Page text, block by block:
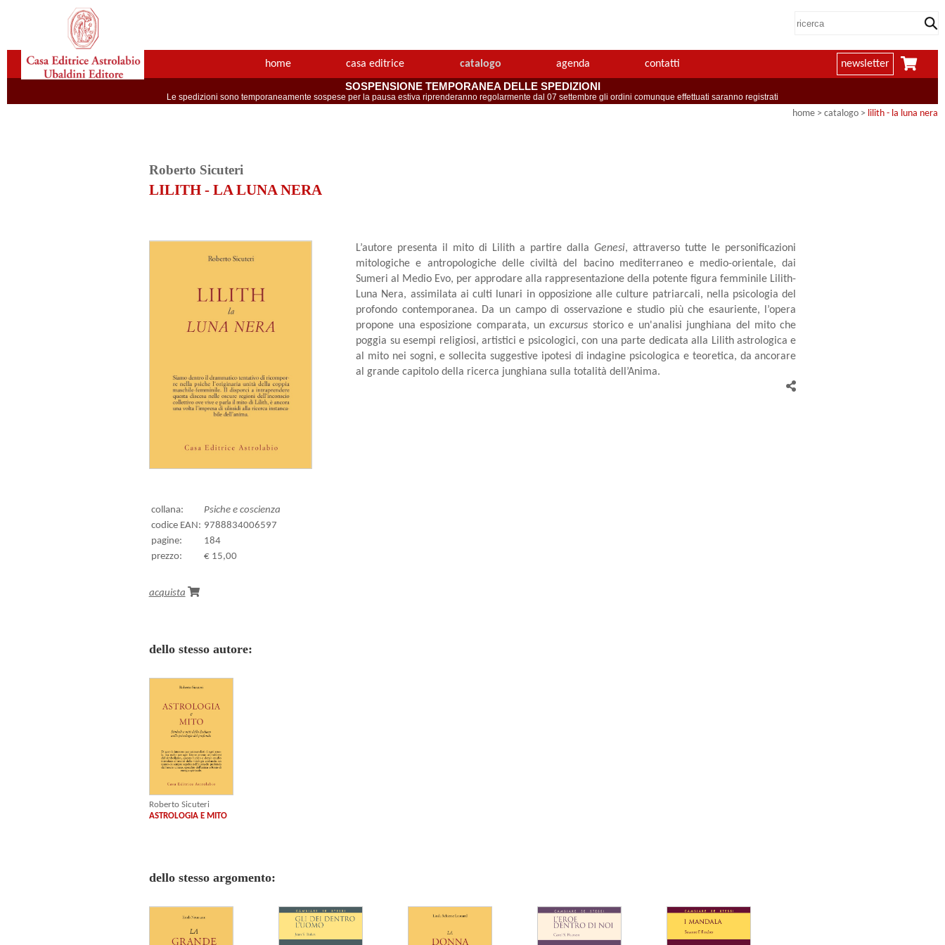
home casa editrice catalogo agenda contatti newsletter
SOSPENSIONE TEMPORANEA DELLE SPEDIZIONI
Le spedizioni sono temporaneamente sospese per la pausa estiva riprenderanno regolarmente dal 07 settembre gli ordini comunque effettuati saranno registrati
home > catalogo > lilith - la luna nera
Roberto Sicuteri
LILITH - LA LUNA NERA
L’autore presenta il mito di Lilith a partire dallaGenesi, attraverso tutte le personificazioni
mitologiche e antropologiche delle civiltà del bacino mediterraneo e medio-orientale, dai
Sumeri al Medio Evo, per approdare alla rappresentazione della potente figura femminile Lilith-
Luna Nera, assimilata ai culti lunari in opposizione alle culture patriarcali, nella psicologia del
profondo contemporanea. Da un campo di osservazione e studio più che esauriente, l’opera
propone una esposizione comparata, unexcursus storico e un'analisi junghiana del mito che
poggia su esempi religiosi, artistici e psicologici, con una parte dedicata alla Lilith astrologica e
al mito nei sogni, e sollecita suggestive ipotesi di indagine psicologica e teoretica, da ancorare
al grande capitolo della ricerca junghiana sulla totalità dell’Anima.
collana:
Psiche e coscienza
codice EAN: 9788834006597
pagine:
184
prezzo:
€ 15,00
acquista
dello stesso autore:
Roberto Sicuteri
ASTROLOGIA E MITO
dello stesso argomento: